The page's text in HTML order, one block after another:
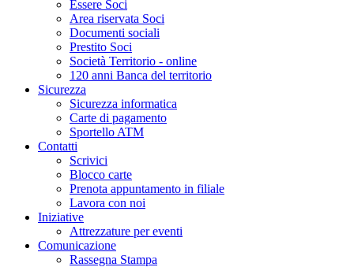
Essere Soci
Area riservata Soci
Documenti sociali
Prestito Soci
Società Territorio - online
120 anni Banca del territorio
Sicurezza
Sicurezza informatica
Carte di pagamento
Sportello ATM
Contatti
Scrivici
Blocco carte
Prenota appuntamento in filiale
Lavora con noi
Iniziative
Attrezzature per eventi
Comunicazione
Rassegna Stampa